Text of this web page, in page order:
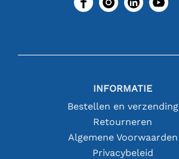
INFORMATIE
Bestellen en verzending
Retourneren
Algemene Voorwaarden
Privacybeleid